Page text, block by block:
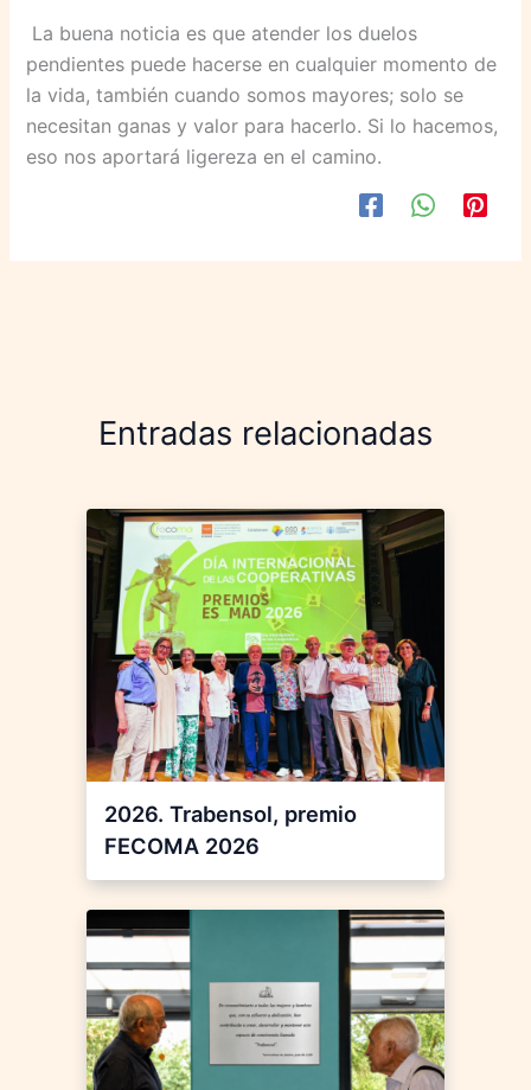
La buena noticia es que atender los duelos
pendientes puede hacerse en cualquier momento de
la vida, también cuando somos mayores; solo se
necesitan ganas y valor para hacerlo. Si lo hacemos,
eso nos aportará ligereza en el camino.
Entradas relacionadas
2026. Trabensol, premio
FECOMA 2026